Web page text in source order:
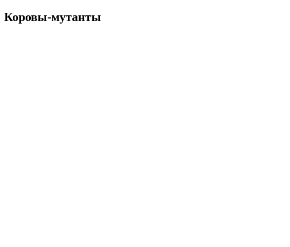
Коровы-мутанты